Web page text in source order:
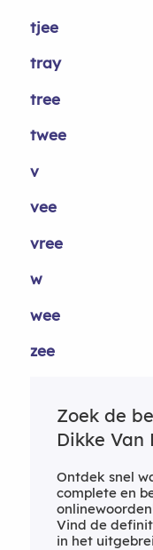
tjee
tray
tree
twee
v
vee
vree
w
wee
zee
Zoek de
Dikke Van
Ontdek snel
complete en
Vind de
in het